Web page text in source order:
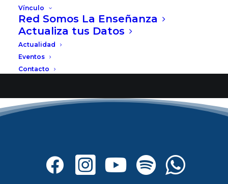
Vínculo
Red Somos La Enseñanza
Actualiza tus Datos
Actualidad
Eventos
Contacto
Something big is brewing! Our store is in the
works and will be launching soon!